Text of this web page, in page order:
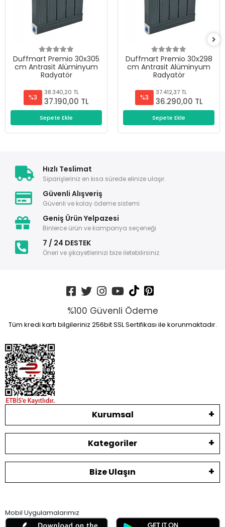
Duffmart Premio 30x305
cm Antrasit Alüminyum
Radyatör
%3
38.340,20 TL
37.190,00 TL
Sepete Ekle
Duffmart Premio 30x298
cm Antrasit Alüminyum
Radyatör
%3
37.412,37 TL
36.290,00 TL
Sepete Ekle
Hızlı Teslimat
Siparişleriniz en kısa sürede elinize ulaşır.
Güvenli Alışveriş
Güvenli ve kolay ödeme sistemi
Geniş Ürün Yelpazesi
Binlerce ürün ve kampanya seçeneği
7 / 24 DESTEK
Öneri ve şikayetlerinizi bize iletebilirsiniz.
%100 Güvenli Ödeme
Tüm kredi kartı bilgileriniz 256bit SSL Sertifikası ile korunmaktadır.
Kurumsal
Kategoriler
Bize Ulaşın
Mobil Uygulamalarımız